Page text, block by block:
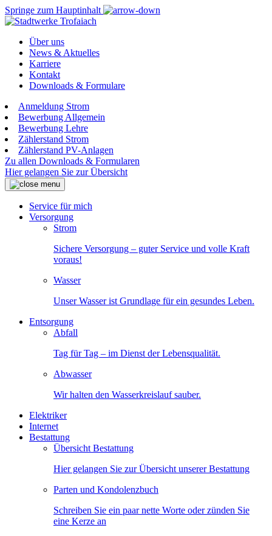
Springe zum Hauptinhalt
Über uns
News & Aktuelles
Karriere
Kontakt
Downloads & Formulare
Anmeldung Strom
Bewerbung Allgemein
Bewerbung Lehre
Zählerstand Strom
Zählerstand PV-Anlagen
Zu allen Downloads & Formularen
Hier gelangen Sie zur Übersicht
Service für mich
Versorgung
Strom
Sichere Versorgung – guter Service und volle Kraft
voraus!
Wasser
Unser Wasser ist Grundlage für ein gesundes Leben.
Entsorgung
Abfall
Tag für Tag – im Dienst der Lebensqualität.
Abwasser
Wir halten den Wasserkreislauf sauber.
Elektriker
Internet
Bestattung
Übersicht Bestattung
Hier gelangen Sie zur Übersicht unserer Bestattung
Parten und Kondolenzbuch
Schreiben Sie ein paar nette Worte oder zünden Sie
eine Kerze an